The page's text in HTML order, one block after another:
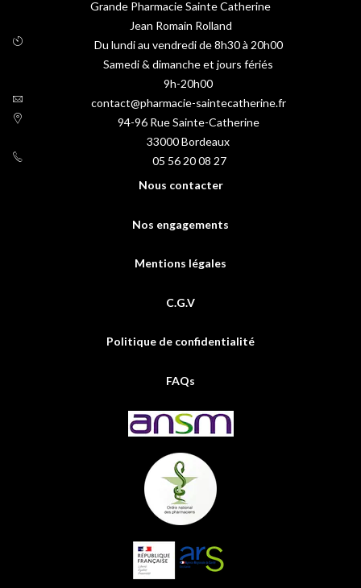
Grande Pharmacie Sainte Catherine
Jean Romain Rolland
Du lundi au vendredi de 8h30 à 20h00
Samedi & dimanche et jours fériés
9h-20h00
contact@pharmacie-saintecatherine.fr
94-96 Rue Sainte-Catherine
33000Bordeaux
05 56 20 08 27
Nous contacter
Nos engagements
Mentions légales
C.G.V
Politique de confidentialité
FAQs